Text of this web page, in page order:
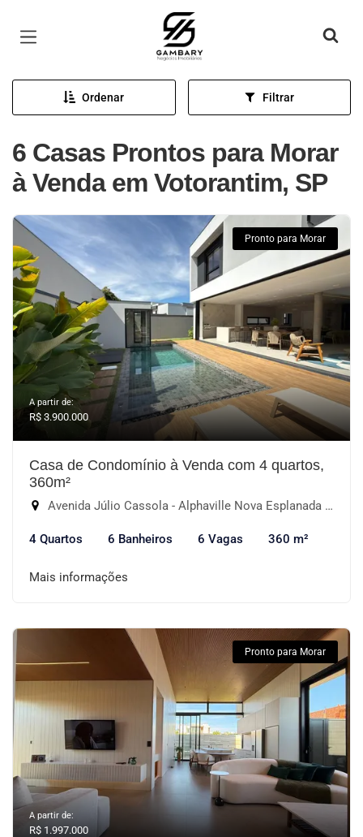
Página inicial
Ordenar Filtrar
6 Casas Prontos para Morar
à Venda em Votorantim, SP
Pronto para Morar
A partir de:
R$ 3.900.000
Casa de Condomínio à Venda com 4 quartos,
360m²
Avenida Júlio Cassola - Alphaville Nova Esplanada III, Votorantim-SP
4 Quartos 6 Banheiros 6 Vagas 360 m²
Mais informações
Pronto para Morar
A partir de:
R$ 1.997.000